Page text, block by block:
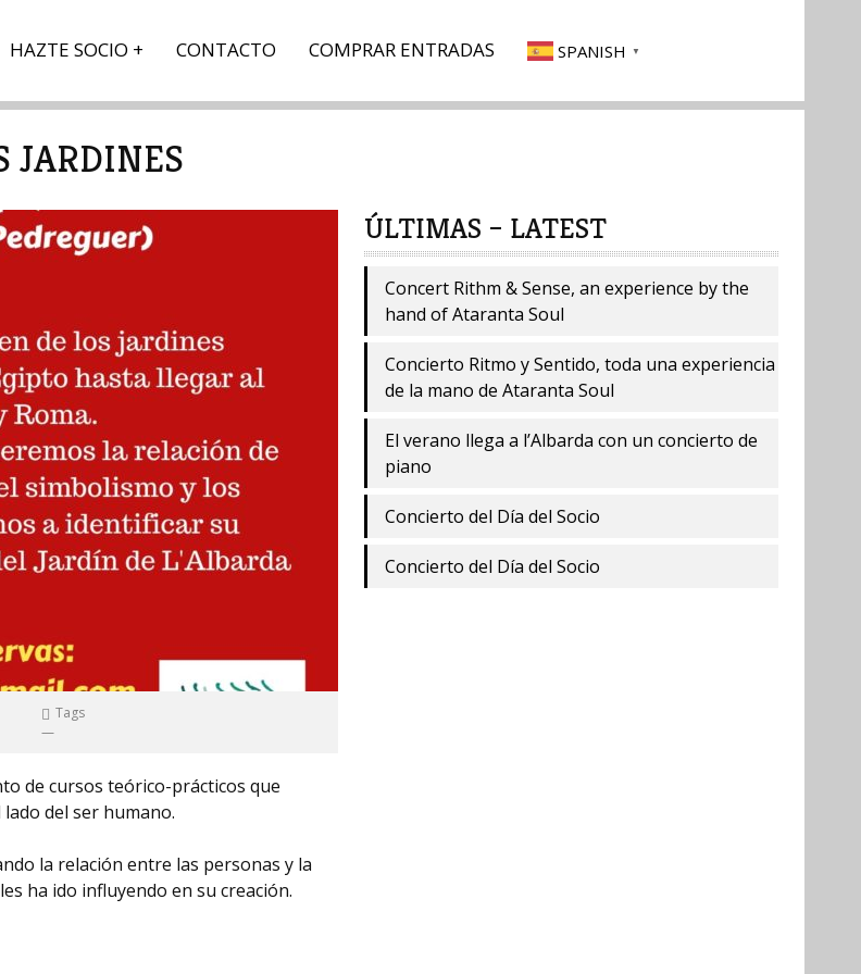
HAZTE SOCIO CONTACTO COMPRAR ENTRADAS SPANISH ▼
JARDINES
Tags
—
de cursos teórico-prácticos que
del ser humano.
la relación entre las personas y la
ha ido influyendo en su creación.
ÚLTIMAS – LATEST
Concert Rithm & Sense, an experience by the
hand of Ataranta Soul
Concierto Ritmo y Sentido, toda una experiencia
de la mano de Ataranta Soul
El verano llega a l’Albarda con un concierto de
piano
Concierto del Día del Socio
Concierto del Día del Socio